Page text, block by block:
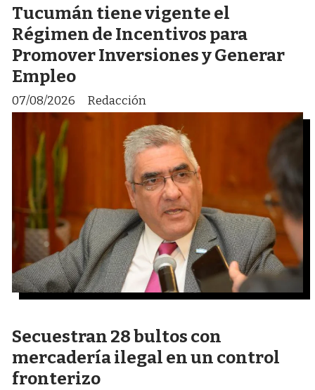
Tucumán tiene vigente el
Régimen de Incentivos para
Promover Inversiones y Generar
Empleo
Redacción
07/08/2026
Secuestran 28 bultos con
mercadería ilegal en un control
fronterizo